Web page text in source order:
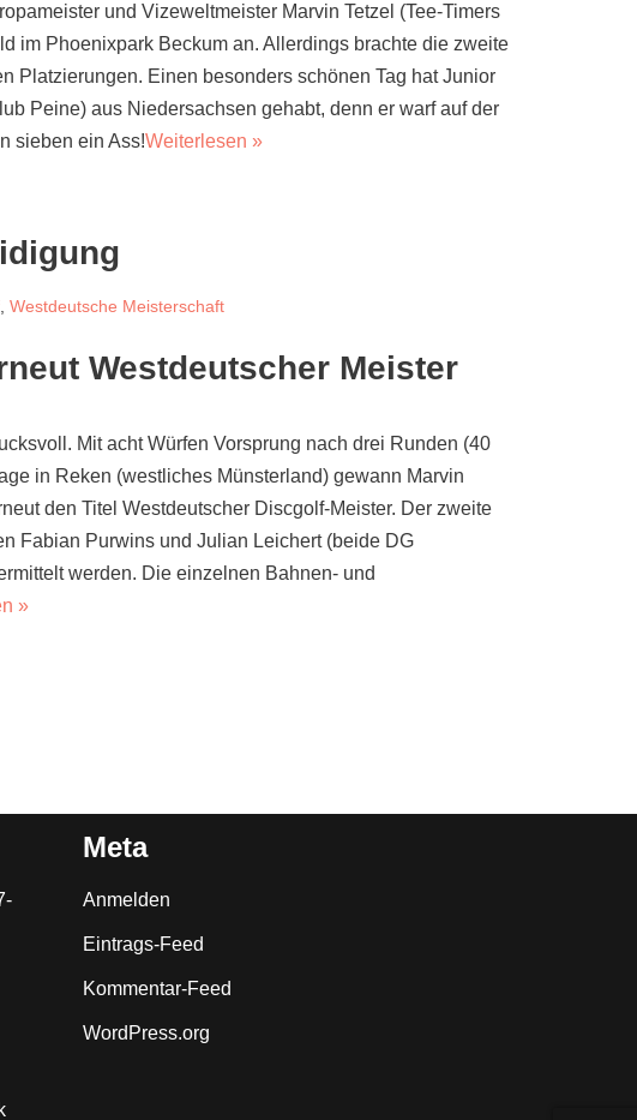
und Vizeweltmeister Marvin Tetzel (Tee-Timers
im Phoenixpark Beckum an. Allerdings brachte die zweite
Platzierungen. Einen besonders schönen Tag hat Junior
Peine) aus Niedersachsen gehabt, denn er warf auf der
sieben ein Ass!Weiterlesen »
, Westdeutsche Meisterschaft
Westdeutscher Meister
Mit acht Würfen Vorsprung nach drei Runden (40
in Reken (westliches Münsterland) gewann Marvin
den Titel Westdeutscher Discgolf-Meister. Der zweite
Fabian Purwins und Julian Leichert (beide DG
werden. Die einzelnen Bahnen- und
»
Meta
Anmelden
Eintrags-Feed
Kommentar-Feed
WordPress.org